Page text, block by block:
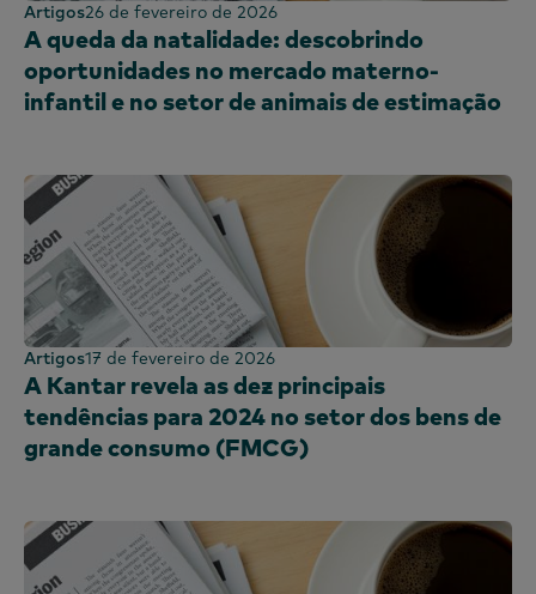
Artigos26 de fevereiro de 2026
A queda da natalidade: descobrindo
oportunidades no mercado materno-
infantil e no setor de animais de estimação
Artigos17 de fevereiro de 2026
A Kantar revela as dez principais
tendências para 2024 no setor dos bens de
grande consumo (FMCG)